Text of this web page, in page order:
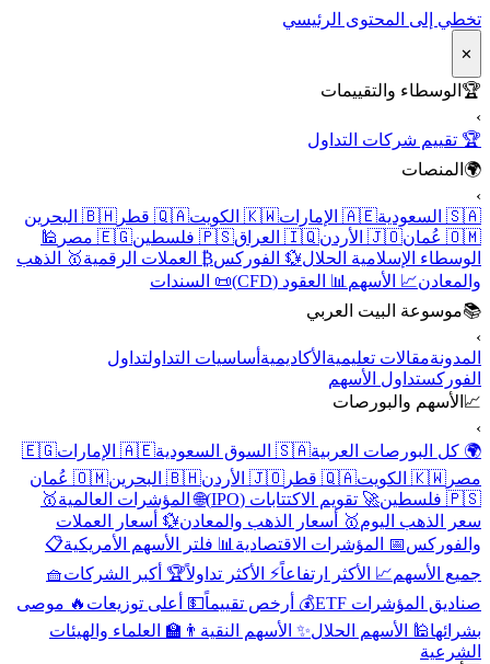
تخطي إلى المحتوى الرئيسي
✕
🏆الوسطاء والتقييمات
🏆 تقييم شركات التداول
🌍المنصات
🇸🇦 السعودية
🇦🇪 الإمارات 🇰🇼 الكويت 🇶🇦 قطر
🇧🇭 البحرين
🇴🇲 عُمان
🇯🇴 الأردن 🇮🇶 العراق 🇵🇸 فلسطين 🇪🇬 مصر
🕌
الوسطاء الإسلامية الحلال 💱 الفوركس ₿ العملات الرقمية🥇 الذهب
والمعادن📈 الأسهم📊 العقود (CFD)
📜 السندات
📚موسوعة البيت العربي
المدونةمقالات تعليميةالأكاديميةأساسيات التداولتداول
الفوركستداول الأسهم
📈الأسهم والبورصات
🌍 كل البورصات العربية🇸🇦 السوق السعودية 🇦🇪 الإمارات
🇪🇬
مصر 🇰🇼 الكويت 🇶🇦 قطر 🇯🇴 الأردن 🇧🇭 البحرين
🇴🇲 عُمان
🇵🇸 فلسطين
🚀 تقويم الاكتتابات (IPO) 🌐 المؤشرات العالمية🥇
سعر الذهب اليوم🥇 أسعار الذهب والمعادن💱 أسعار العملات
والفوركس 📅 المؤشرات الاقتصادية📊 فلتر الأسهم الأمريكية📋
جميع الأسهم📈 الأكثر ارتفاعاً⚡ الأكثر تداولاً🏆 أكبر الشركات🧺
صناديق المؤشرات ETF
💰 أرخص تقييماً💵 أعلى توزيعات🔥 موصى
بشرائها🕌 الأسهم الحلال ✨ الأسهم النقية👨‍🏫 العلماء والهيئات
الشرعية